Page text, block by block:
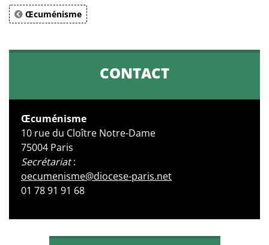
Œcuménisme
CONTACT
Œcuménisme
10 rue du Cloître Notre-Dame
75004 Paris
Secrétariat:
oecumenisme@diocese-paris.net
01 78 91 91 68